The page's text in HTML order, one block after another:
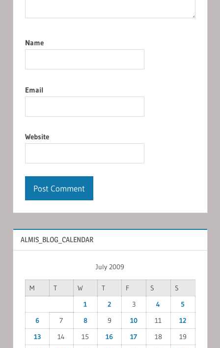
Name
Email
Website
ALMIS_BLOG_CALENDAR
July 2009
M T W T F S
S
1
2 3 4
5
6
7 8 9 10 11
12
13
14 15 16 17 18
19